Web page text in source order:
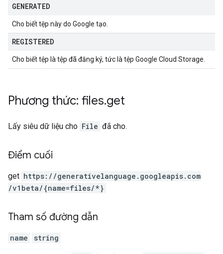
GENERATED
Cho biết tệp này do Google tạo.
REGISTERED
Cho biết tệp là tệp đã đăng ký, tức là tệp Google Cloud Storage.
Phương thức: files.get
Lấy siêu dữ liệu cho File đã cho.
Điểm cuối
get https: / /generativelanguage.googleapis.com
/v1beta/{name=files/*}
Tham số đường dẫn
name string